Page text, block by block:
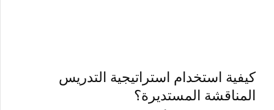
كيفية استخدام استراتيجية التدريس
المناقشة المستديرة؟